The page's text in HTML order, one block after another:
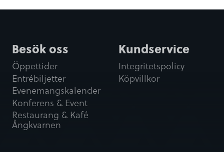
Besök oss
Öppettider
Entrébiljetter
Evenemangskalender
Konferens & Event
Restaurang & Kafé
Ångkvarnen
Kundservice
Integritetspolicy
Köpvillkor